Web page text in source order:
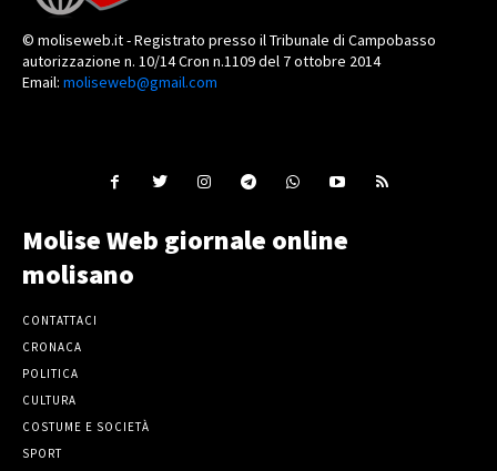
© moliseweb.it - Registrato presso il Tribunale di Campobasso
autorizzazione n. 10/14 Cron n.1109 del 7 ottobre 2014
Email: moliseweb@gmail.com
Molise Web giornale online
molisano
CONTATTACI
CRONACA
POLITICA
CULTURA
COSTUME E SOCIETÀ
SPORT